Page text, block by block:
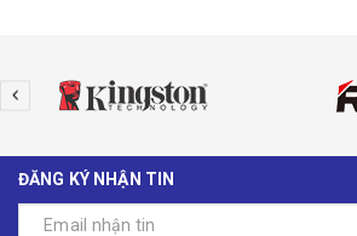
ĐĂNG KÝ NHẬN TIN